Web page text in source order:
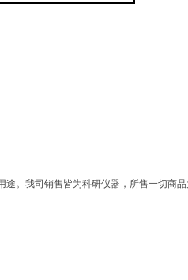
。我司销售皆为科研仪器，所售一切商品